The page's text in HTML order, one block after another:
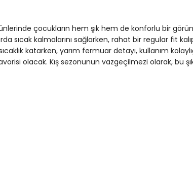
Polyester
Yaka Tipi:Dik Yaka
çocukların hem şık hem de konforlu bir
sıcak kalmalarını sağlarken, rahat bir regular fit
katarken, yarım fermuar detayı, kullanım
olacak. Kış sezonunun vazgeçilmezi olarak, bu